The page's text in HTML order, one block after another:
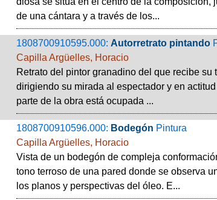
de una cántara y a través de los...
1808700910595.000: Autorretrato pintando
Capilla Argüelles, Horacio
Retrato del pintor granadino del que recibe
dirigiendo su mirada al espectador y en
parte de la obra está ocupada ...
1808700910596.000: Bodegón Pintura
Capilla Argüelles, Horacio
Vista de un bodegón de compleja
tono terroso de una pared donde se observa
los planos y perspectivas del óleo. E...